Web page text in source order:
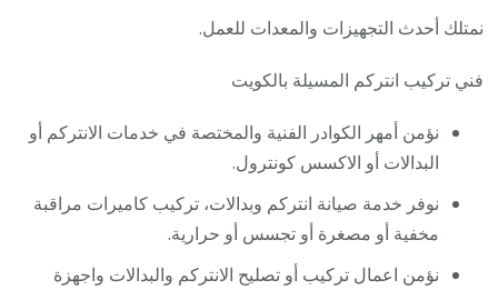
نمتلك أحدث التجهيزات والمعدات للعمل.
فني تركيب انتركم المسيلة بالكويت
نؤمن أمهر الكوادر الفنية والمختصة في خدمات الانتركم أو
البدالات أو الاكسس كونترول.
نوفر خدمة صيانة انتركم وبدالات، تركيب كاميرات مراقبة
مخفية أو مصغرة أو تجسس أو حرارية.
نؤمن اعمال تركيب أو تصليح الانتركم والبدالات واجهزة